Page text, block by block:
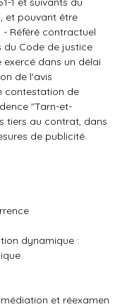
et pouvant être
Référé contractuel
du Code de justice
dans un délai
de l'avis
contestation de
"Tarn-et-
tiers au contrat, dans
de publicité
dynamique :
et réexamen